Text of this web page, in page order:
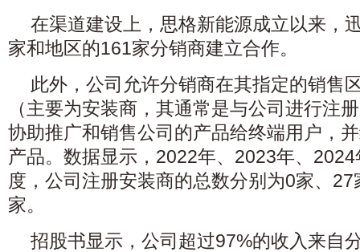
在渠道建设上，思格新能源成立以来，
家和地区的161家分销商建立合作。
此外，公司允许分销商在其指定的销售
（主要为安装商，其通常是与公司进行注
协助推广和销售公司的产品给终端用户，
产品。数据显示，2022年、2023年、
度，公司注册安装商的总数分别为0家、
家。
招股书显示，公司超过97%的收入来自